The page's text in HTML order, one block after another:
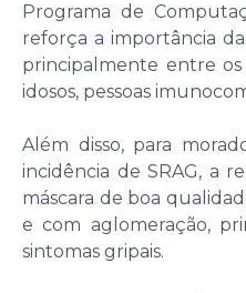
Programa de
reforça a importância
principalmente entre
idosos, pessoas
Além disso, para
incidência de SRAG, a
máscara de boa
e com aglomeração,
sintomas gripais.